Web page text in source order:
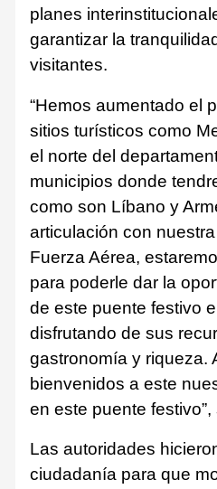
planes
garantizar la
visitantes.
“Hemos aumentado el
sitios turísticos como
el norte del
municipios donde
como son Líbano y
articulación con
Fuerza Aérea,
para poderle dar la
de este puente festivo
disfrutando de sus
gastronomía y riqueza.
bienvenidos a este
en este puente
Las autoridades
ciudadanía para que